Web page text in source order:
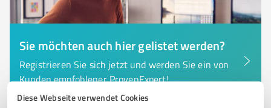
Diese Webseite verwendet Cookies
Sie möchten auch hier gelistet werden?
Registrieren Sie sich jetzt und werden Sie ein von
Kunden empfohlener ProvenExpert!